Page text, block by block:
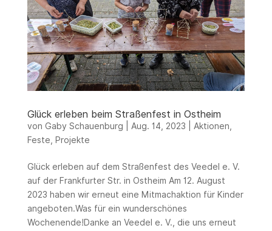
Glück erleben beim Straßenfest in Ostheim
von Gaby Schauenburg Aug. 14, 2023 Aktionen,
Feste, Projekte
Glück erleben auf dem Straßenfest des Veedel e. V.
auf der Frankfurter Str. in Ostheim Am 12. August
2023 haben wir erneut eine Mitmachaktion für Kinder
angeboten.Was für ein wunderschönes
Wochenende!Danke an Veedel e. V., die uns erneut